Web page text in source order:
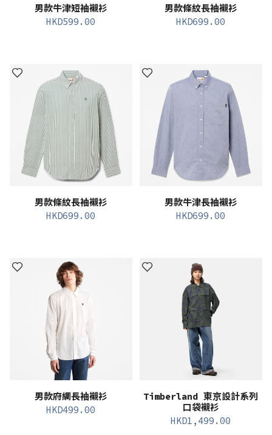
男款牛津短袖襯衫
HKD599.00
男款條紋長袖襯衫
HKD699.00
男款條紋長袖襯衫
HKD699.00
男款牛津長袖襯衫
HKD699.00
男款府綢長袖襯衫
HKD499.00
Timberland 東京設計系列
口袋襯衫
HKD1,499.00